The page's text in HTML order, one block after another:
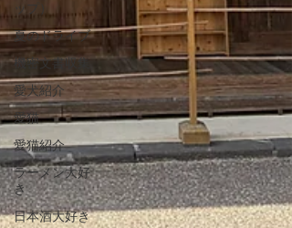
ップ）
夏のドライブ
機密文書収集
愛犬紹介
愛猫
愛猫紹介
ラーメン大好
き
日本酒大好き